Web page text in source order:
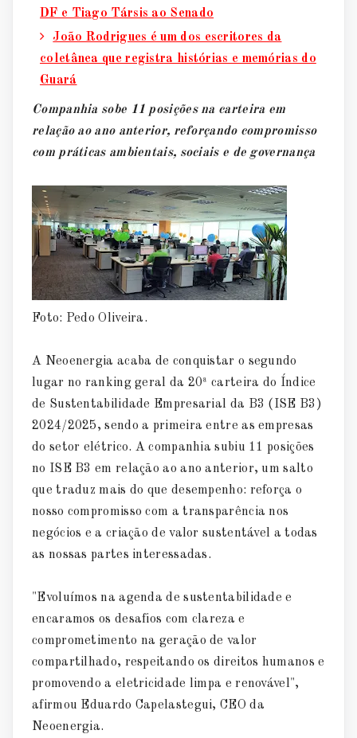
DF e Tiago Társis ao Senado
João Rodrigues é um dos escritores da
coletânea que registra histórias e memórias do
Guará
Companhia sobe 11 posições na carteira em
relação ao ano anterior, reforçando compromisso
com práticas ambientais, sociais e de governança
Foto: Pedo Oliveira.
A Neoenergia acaba de conquistar o segundo
lugar no ranking geral da 20ª carteira do Índice
de Sustentabilidade Empresarial da B3 (ISE B3)
2024/2025, sendo a primeira entre as empresas
do setor elétrico. A companhia subiu 11 posições
no ISE B3 em relação ao ano anterior, um salto
que traduz mais do que desempenho: reforça o
nosso compromisso com a transparência nos
negócios e a criação de valor sustentável a todas
as nossas partes interessadas.
"Evoluímos na agenda de sustentabilidade e
encaramos os desafios com clareza e
comprometimento na geração de valor
compartilhado, respeitando os direitos humanos e
promovendo a eletricidade limpa e renovável",
afirmou Eduardo Capelastegui, CEO da
Neoenergia.